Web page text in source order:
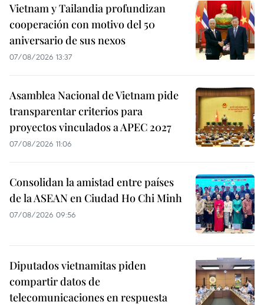
Vietnam y Tailandia profundizan
cooperación con motivo del 50
aniversario de sus nexos
07/08/2026 13:37
Asamblea Nacional de Vietnam pide
transparentar criterios para
proyectos vinculados a APEC 2027
07/08/2026 11:06
Consolidan la amistad entre países
de la ASEAN en Ciudad Ho Chi Minh
07/08/2026 09:56
Diputados vietnamitas piden
compartir datos de
telecomunicaciones en respuesta